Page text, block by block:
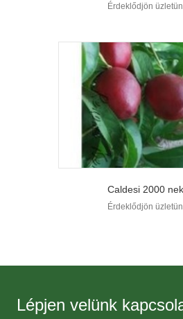
Érdeklődjön
Caldesi 2000
Érdeklődjön
Lépjen velünk